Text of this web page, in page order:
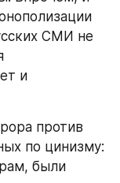
СМИ не
и
против
по цинизму:
были